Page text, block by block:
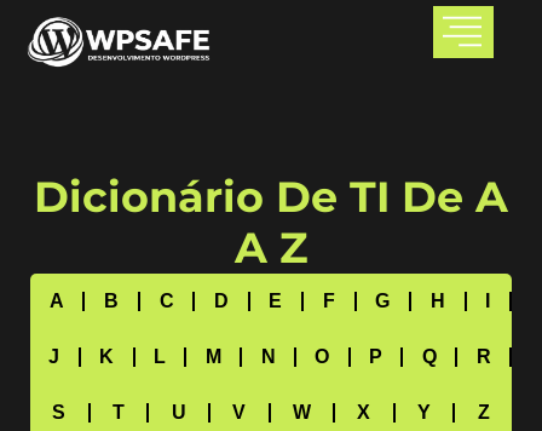
Dicionário De TI De A
A Z
A B C D E F G H
I
J
K L M N O P Q
R
S
T U V W X Y Z